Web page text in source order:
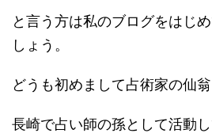
と言う方は私のブログをはじ
しょう。
どうも初めまして占術家の仙
長崎で占い師の孫として活動し